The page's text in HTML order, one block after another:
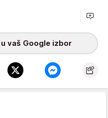
vaš Google izbor